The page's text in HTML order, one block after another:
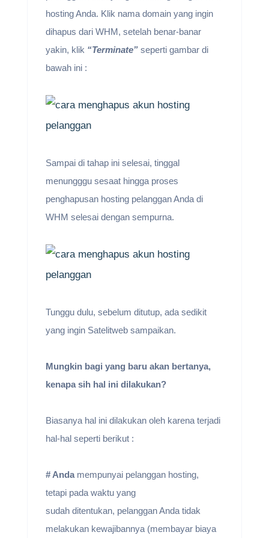
hosting Anda. Klik nama domain yang ingin
dihapus dari WHM, setelah benar-banar
yakin, klik “Terminate” seperti gambar di
bawah ini :
Sampai di tahap ini selesai, tinggal
menungggu sesaat hingga proses
penghapusan hosting pelanggan Anda di
WHM selesai dengan sempurna.
Tunggu dulu, sebelum ditutup, ada sedikit
yang ingin Satelitweb sampaikan.
Mungkin bagi yang baru akan bertanya,
kenapa sih hal ini dilakukan?
Biasanya hal ini dilakukan oleh karena terjadi
hal-hal seperti berikut :
# Andamempunyai pelanggan hosting,
tetapi pada waktu yang
sudah ditentukan, pelanggan Anda tidak
melakukan kewajibannya (membayar biaya